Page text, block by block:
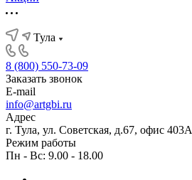
Тула
8 (800) 550-73-09
Заказать звонок
E-mail
info@artgbi.ru
Адрес
г. Тула, ул. Советская, д.67, офис 403А
Режим работы
Пн - Вс: 9.00 - 18.00